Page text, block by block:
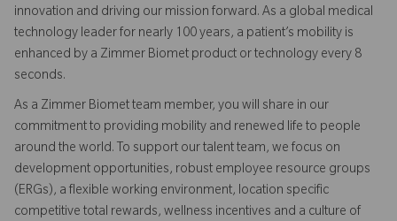
innovation and driving our mission forward. As a global medical
technology leader for nearly 100 years, a patient’s mobility is
enhanced by a Zimmer Biomet product or technology every 8
seconds.
As a Zimmer Biomet team member, you will share in our
commitment to providing mobility and renewed life to people
around the world. To support our talent team, we focus on
development opportunities, robust employee resource groups
(ERGs), a flexible working environment, location specific
competitive total rewards, wellness incentives and a culture of